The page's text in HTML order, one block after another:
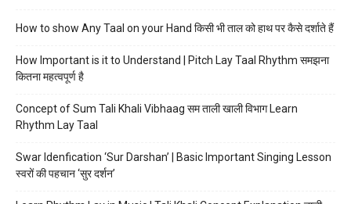
How to show Any Taal on your Hand किसी भी ताल को हाथ पर कैसे दर्शाते हैं
How Important is it to Understand | Pitch Lay Taal Rhythm समझना
कितना महत्वपूर्ण है
Concept of Sum Tali Khali Vibhaag सम ताली खाली विभाग Learn
Rhythm Lay Taal
Swar Idenfication ‘Sur Darshan’ | Basic Important Singing Lesson
स्वरों की पहचान ‘सुर दर्शन’